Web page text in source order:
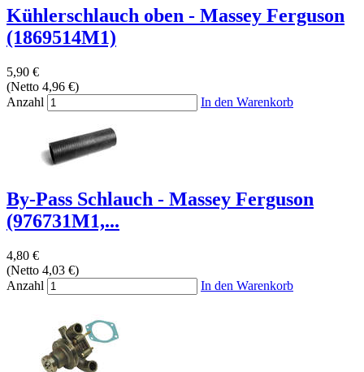
Kühlerschlauch oben - Massey Ferguson
(1869514M1)
5,90 €
(Netto 4,96 €)
Anzahl
In den Warenkorb
By-Pass Schlauch - Massey Ferguson
(976731M1,...
4,80 €
(Netto 4,03 €)
Anzahl
In den Warenkorb